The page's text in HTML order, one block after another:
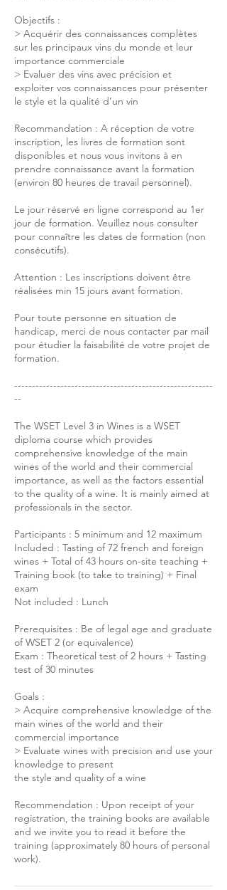
Objectifs :
> Acquérir des connaissances complètes
sur les principaux vins du monde et leur
importance commerciale
> Evaluer des vins avec précision et
exploiter vos connaissances pour présenter
le style et la qualité d’un vin
Recommandation : A réception de votre
inscription, les livres de formation sont
disponibles et nous vous invitons à en
prendre connaissance avant la formation
(environ 80 heures de travail personnel).
Le jour réservé en ligne correspond au 1er
jour de formation. Veuillez nous consulter
pour connaître les dates de formation (non
consécutifs).
Attention : Les inscriptions doivent être
réalisées min 15 jours avant formation.
Pour toute personne en situation de
handicap, merci de nous contacter par mail
pour étudier la faisabilité de votre projet de
formation.
--------------------------------------------------------
--
The WSET Level 3 in Wines is a WSET
diploma course which provides
comprehensive knowledge of the main
wines of the world and their commercial
importance, as well as the factors essential
to the quality of a wine. It is mainly aimed at
professionals in the sector.
Participants : 5 minimum and 12 maximum
Included : Tasting of 72 french and foreign
wines + Total of 43 hours on-site teaching +
Training book (to take to training) + Final
exam
Not included : Lunch
Prerequisites : Be of legal age and graduate
of WSET 2 (or equivalence)
Exam : Theoretical test of 2 hours + Tasting
test of 30 minutes
Goals :
> Acquire comprehensive knowledge of the
main wines of the world and their
commercial importance
> Evaluate wines with precision and use your
knowledge to present
the style and quality of a wine
Recommendation : Upon receipt of your
registration, the training books are available
and we invite you to read it before the
training (approximately 80 hours of personal
work).